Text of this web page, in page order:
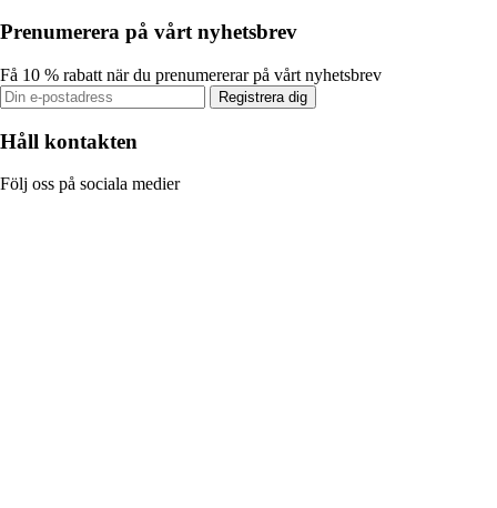
Prenumerera på vårt nyhetsbrev
Få 10 % rabatt när du prenumererar på vårt nyhetsbrev
Registrera dig
Håll kontakten
Följ oss på sociala medier